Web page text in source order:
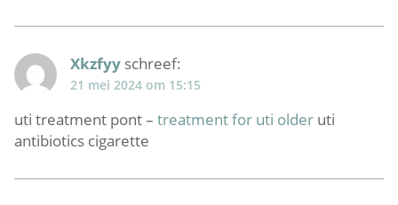
Xkzfyy schreef:
21 mei 2024 om 15:15
uti treatment pont – treatment for uti older uti
antibiotics cigarette